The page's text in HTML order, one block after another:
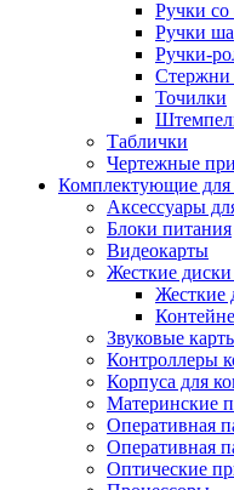
Ручки
Ручки
Ручки-
Стержни
Точилки
Таблички
Чертежные
Комплектующие для
Аксессуары
Блоки питания
Видеокарты
Жесткие
Жесткие
Звуковые
Контроллеры
Корпуса для
Материнские
Оперативная
Оперативная
Оптические